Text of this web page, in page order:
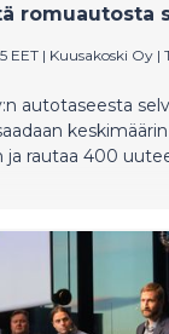
romuautosta
EET | Kuusakoski Oy |
autotaseesta
ja rautaa 400